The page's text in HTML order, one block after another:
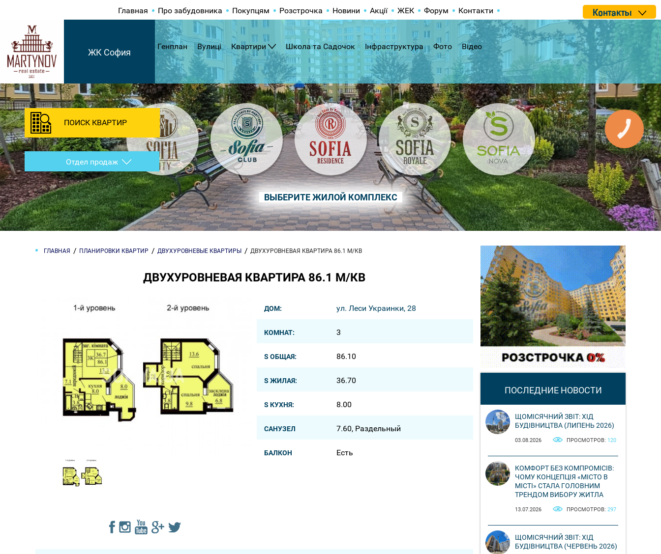
ВЫБЕРИТЕ ЖИЛОЙ КОМПЛЕКС
Главная Про забудовника Покупцям Розстрочка Новини Акції ЖЕК Форум Контакти Контакты
ЖК София
Генплан Вулиці Квартири Школа та Садочок Інфраструктура Фото Відео
ПОИСК КВАРТИР
Отдел продаж
ГЛАВНАЯ ПЛАНИРОВКИ КВАРТИР ДВУХУРОВНЕВЫЕ КВАРТИРЫ ДВУХУРОВНЕВАЯ КВАРТИРА 86.1 М/КВ
ДВУХУРОВНЕВАЯ КВАРТИРА 86.1 М/КВ
ДОМ: ул. Леси Украинки, 28
КОМНАТ: 3
S ОБЩАЯ: 86.10
S ЖИЛАЯ: 36.70
S КУХНЯ: 8.00
САНУЗЕЛ 7.60, Раздельный
БАЛКОН Есть
ПОСЛЕДНИЕ НОВОСТИ
ЩОМІСЯЧНИЙ ЗВІТ: ХІД
БУДІВНИЦТВА (ЛИПЕНЬ 2026)
03.08.2026 ПРОСМОТРОВ: 120
КОМФОРТ БЕЗ КОМПРОМІСІВ:
ЧОМУ КОНЦЕПЦІЯ «МІСТО В
МІСТІ» СТАЛА ГОЛОВНИМ
ТРЕНДОМ ВИБОРУ ЖИТЛА
13.07.2026 ПРОСМОТРОВ: 297
ЩОМІСЯЧНИЙ ЗВІТ: ХІД
БУДІВНИЦТВА (ЧЕРВЕНЬ 2026)